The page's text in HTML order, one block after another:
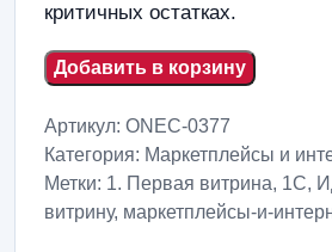
критичных остатках.
Добавить в корзину
Артикул: ONEC-0377
Категория: Маркетплейсы и
Метки: 1. Первая витрина, 1С,
витрину, маркетплейсы-и-